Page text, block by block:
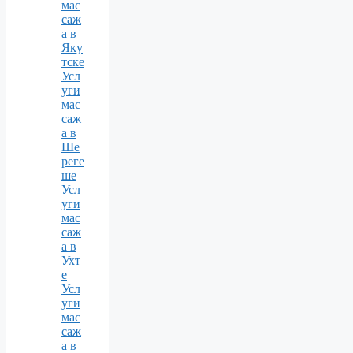
мас
саж
а в
Яку
тске
Усл
уги
мас
саж
а в
Ше
реге
ше
Усл
уги
мас
саж
а в
Ухт
е
Усл
уги
мас
саж
а в